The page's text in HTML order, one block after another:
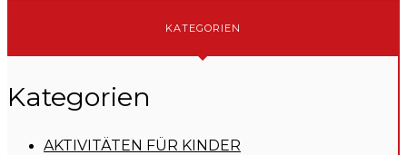
KATEGORIEN
Kategorien
AKTIVITÄTEN FÜR KINDER